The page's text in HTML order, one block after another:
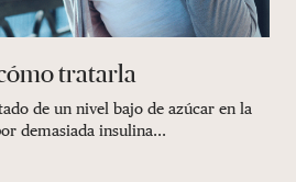
tratarla
de un nivel bajo de azúcar en la
demasiada insulina...